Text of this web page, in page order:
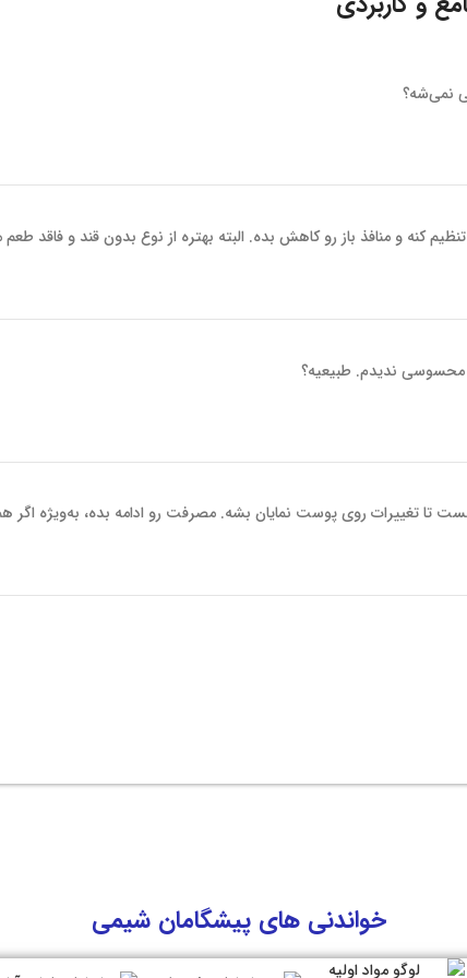
نمی‌شه؟
کنه و منافذ باز رو کاهش بده. البته بهتره از نوع بدون قند و فاقد
بین ۴ تا ۸ هفته زمان نیاز هست تا تغییرات روی پوست نمایان بشه. مصرفت رو ادامه بده، به‌ویژه اگر
خواندنی های پیشگامان شیمی